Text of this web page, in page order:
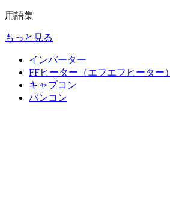
用語集
もっと見る
インバーター
FFヒーター（エフエフヒーター）
キャブコン
バンコン